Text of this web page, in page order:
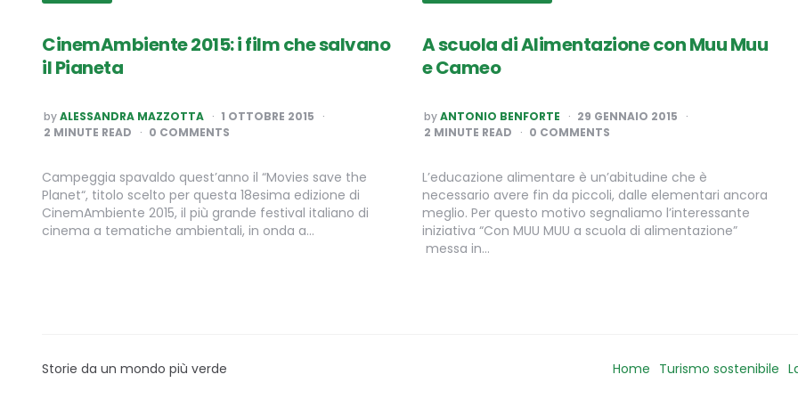
CinemAmbiente 2015: i film che salvano
il Pianeta
POSTED
BY
byALESSANDRA MAZZOTTA
1 OTTOBRE 2015
2 MINUTE READ 0 COMMENTS
Campeggia spavaldo quest’anno il “Movies save the
Planet“, titolo scelto per questa 18esima edizione di
CinemAmbiente 2015, il più grande festival italiano di
cinema a tematiche ambientali, in onda a…
A scuola di Alimentazione con Muu Muu
e Cameo
POSTED
BY
byANTONIO BENFORTE
29 GENNAIO 2015
2 MINUTE READ 0 COMMENTS
L’educazione alimentare è un’abitudine che è
necessario avere fin da piccoli, dalle elementari ancora
meglio. Per questo motivo segnaliamo l’interessante
iniziativa “Con MUU MUU a scuola di alimentazione”
messa in…
Storie da un mondo più verde Home Turismo sostenibile